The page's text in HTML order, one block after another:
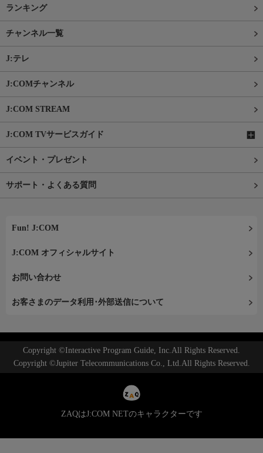
ランキング
チャンネル一覧
J:テレ
J:COMチャンネル
J:COM STREAM
J:COM TVサービスガイド
イベント・プレゼント
サポート・よくある質問
Fun! J:COM
J:COM オフィシャルサイト
お問い合わせ
お客さまのデータ利用･外部送信について
Copyright ©Interactive Program Guide, Inc.All Rights Reserved.
Copyright ©Jupiter Telecommunications Co., Ltd.All Rights Reserved.
ZAQはJ:COM NETのキャラクターです